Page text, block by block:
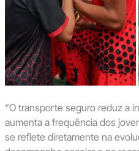
“O transporte seguro reduz a
aumenta a frequência dos
se reflete diretamente na